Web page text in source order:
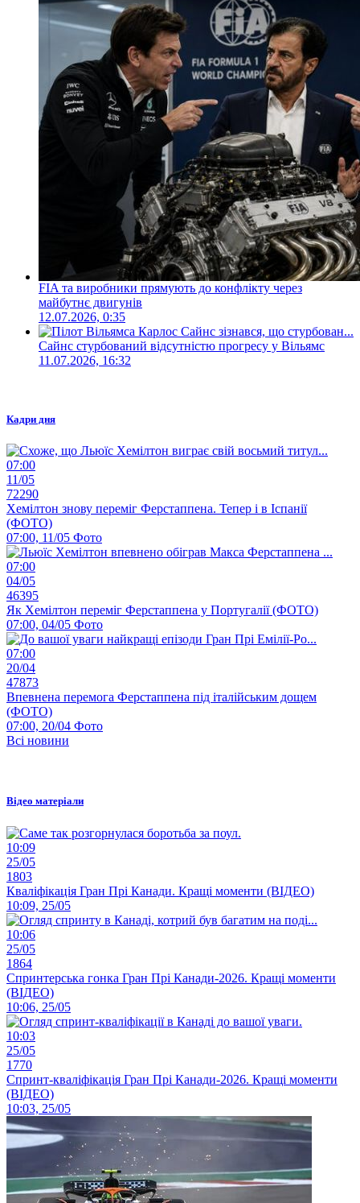
FIA та виробники прямують до конфлікту через
майбутнє двигунів
12.07.2026, 0:35
Сайнс стурбований відсутністю прогресу у Вільямс
11.07.2026, 16:32
Кадри дня
07:00
11/05
72290
Хемілтон знову переміг Ферстаппена. Тепер і в Іспанії
(ФОТО)
07:00, 11/05 Фото
07:00
04/05
46395
Як Хемілтон переміг Ферстаппена у Португалії (ФОТО)
07:00, 04/05 Фото
07:00
20/04
47873
Впевнена перемога Ферстаппена під італійським дощем
(ФОТО)
07:00, 20/04 Фото
Всі новини
Відео матеріали
10:09
25/05
1803
Кваліфікація Гран Прі Канади. Кращі моменти (ВІДЕО)
10:09, 25/05
10:06
25/05
1864
Спринтерська гонка Гран Прі Канади-2026. Кращі моменти
(ВІДЕО)
10:06, 25/05
10:03
25/05
1770
Спринт-кваліфікація Гран Прі Канади-2026. Кращі моменти
(ВІДЕО)
10:03, 25/05